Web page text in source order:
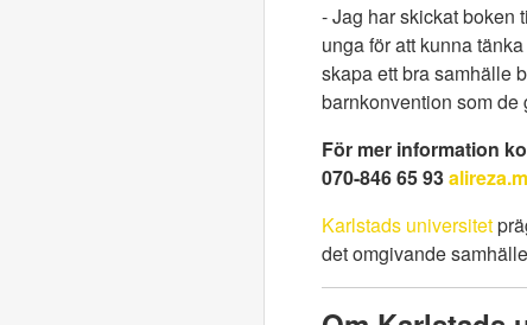
- Jag har skickat boken
unga för att kunna
skapa ett bra samhälle
barnkonvention som de
För mer information
070-846 65 93
Karlstads universitet
det omgivande